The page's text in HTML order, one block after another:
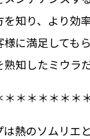
知り、より効
に満足しても
知したミウラ
＊＊＊＊＊＊＊
熱のソムリエ